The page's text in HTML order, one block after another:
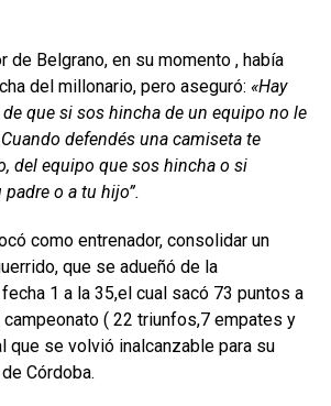
de Belgrano, en su momento , había
del millonario, pero aseguró: «Hay
que si sos hincha de un equipo no le
defendés una camiseta te
del equipo que sos hincha o si
o a tu hijo”.
como entrenador, consolidar un
que se adueñó de la
1 a la 35,el cual sacó 73 puntos a
( 22 triunfos,7 empates y
que se volvió inalcanzable para su
Córdoba.